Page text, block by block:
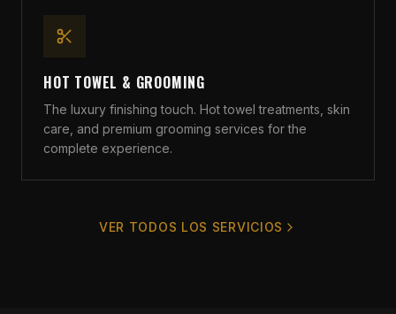
HOT TOWEL & GROOMING
The luxury finishing touch. Hot towel treatments, skin
care, and premium grooming services for the
complete experience.
VER TODOS LOS SERVICIOS